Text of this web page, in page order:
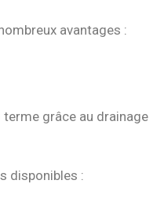
avantages :
grâce au drainage
disponibles :